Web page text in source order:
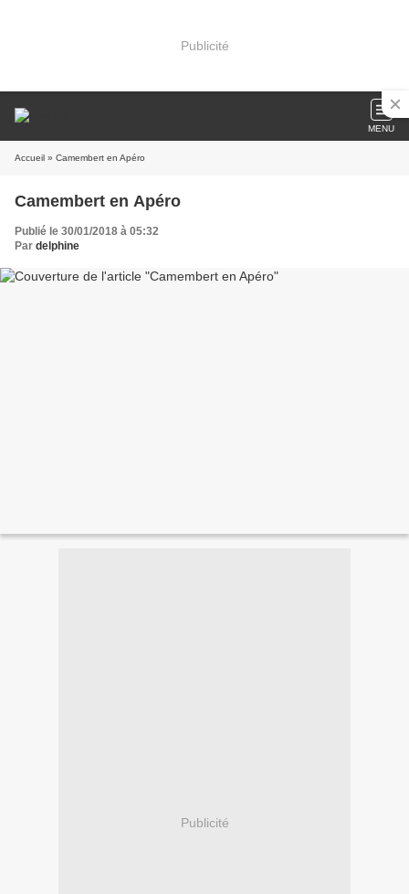
Publicité
MENU
Accueil » Camembert en Apéro
Camembert en Apéro
Publié le 30/01/2018 à 05:32
Par delphine
Publicité